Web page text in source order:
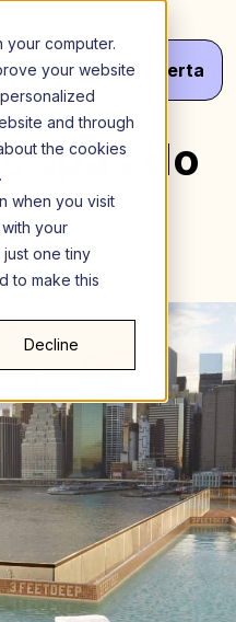
your computer.
your website
and through
the cookies
when you visit
your
one tiny
to make this
Decline
ObterSeu Oferta
spas do